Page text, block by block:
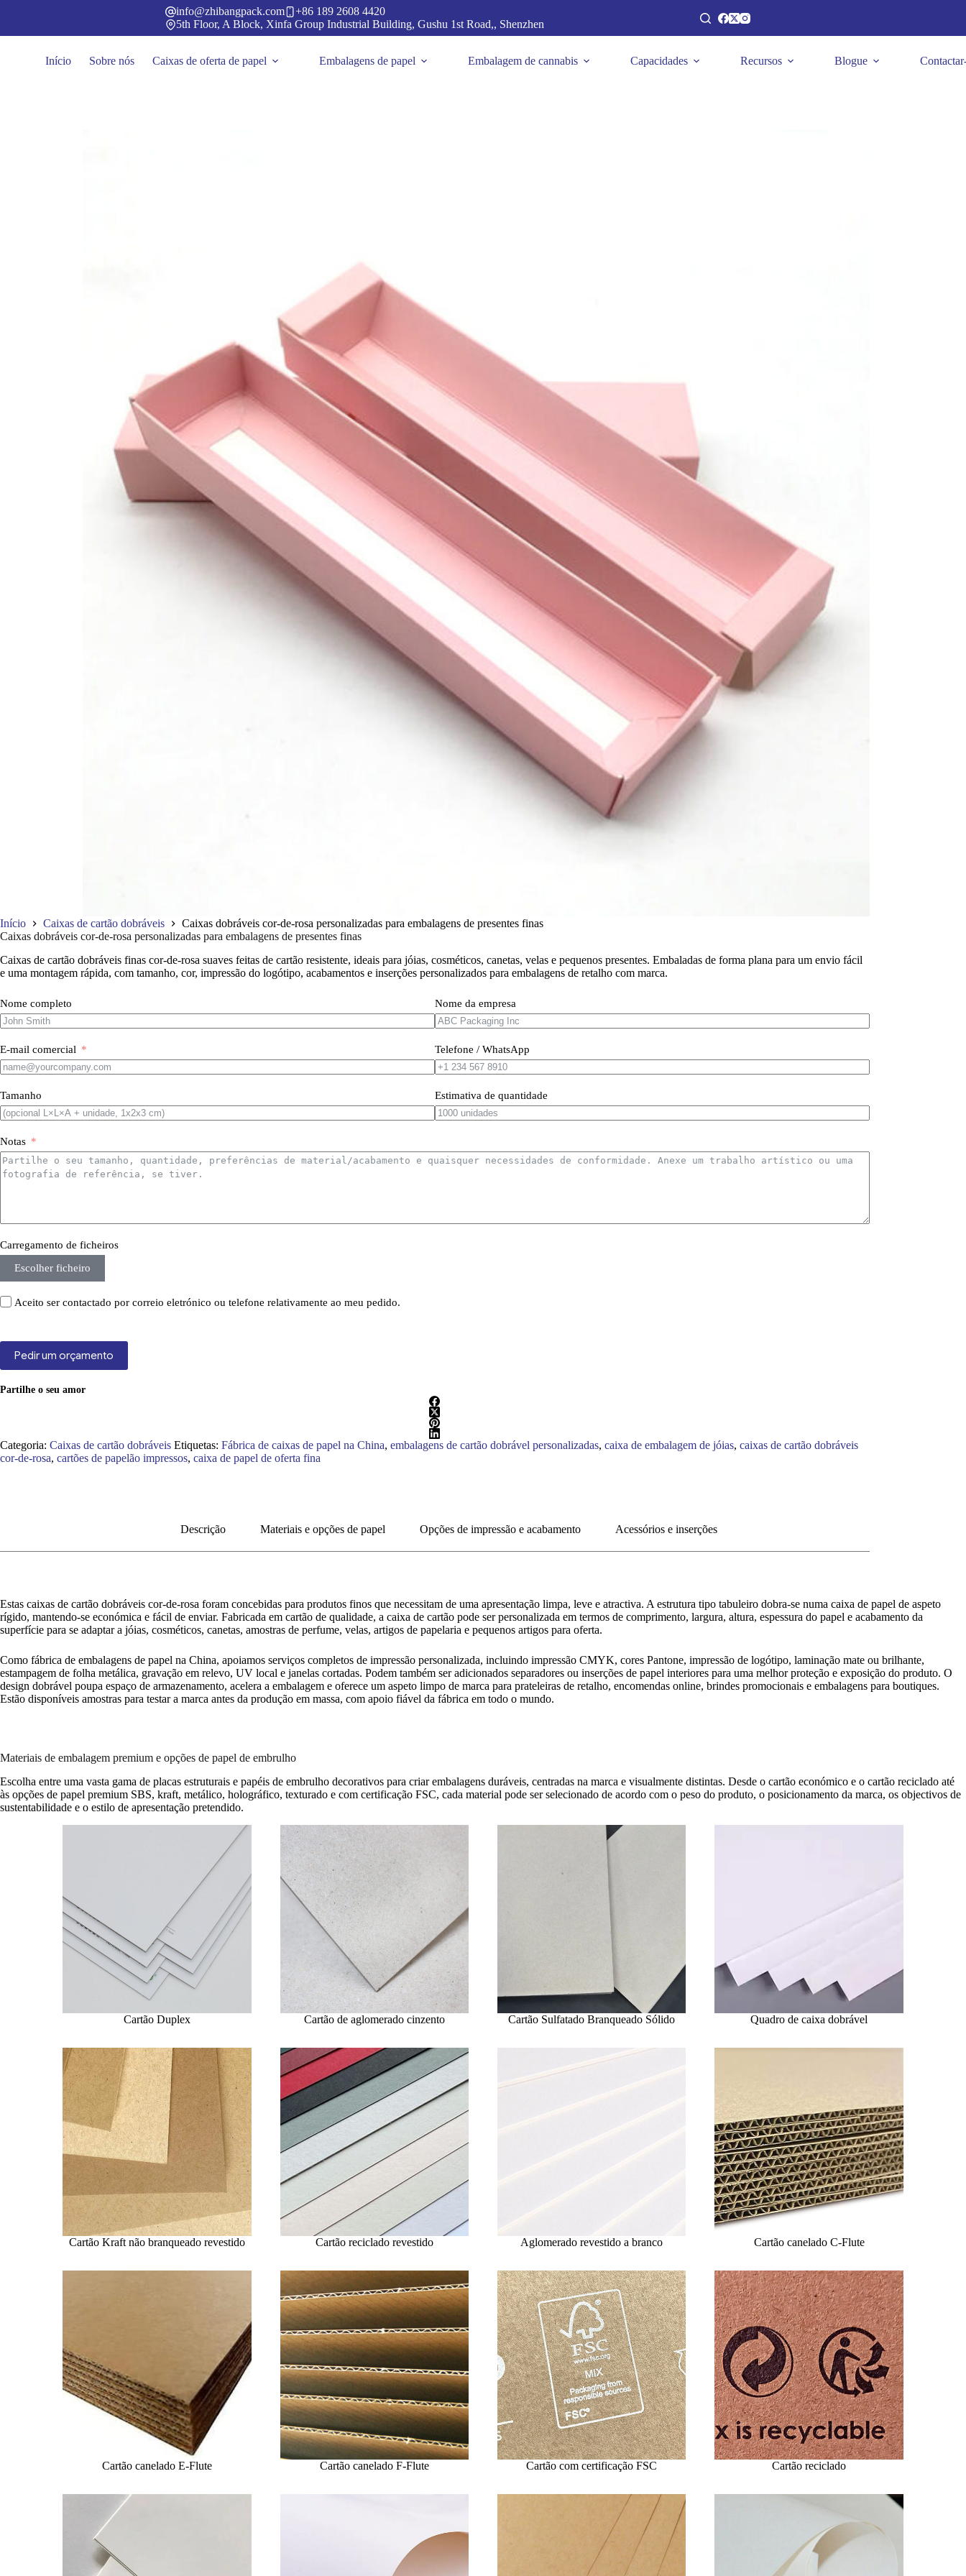
info@zhibangpack.com
+86 189 2608 4420
5th Floor, A Block, Xinfa Group Industrial Building, Gushu 1st Road,, Shenzhen
Início Sobre nós Caixas de oferta de papel Embalagens de papel Embalagem de cannabis Capacidades Recursos Blogue
Início Caixas de cartão dobráveis
Caixas dobráveis cor-de-rosa personalizadas para embalagens de presentes finas
Caixas dobráveis cor-de-rosa personalizadas para embalagens de presentes finas
Caixas de cartão dobráveis finas cor-de-rosa suaves feitas de cartão resistente, ideais para jóias, cosméticos, canetas, velas e pequenos presentes. Embaladas de forma plana para um envio fácil
e uma montagem rápida, com tamanho, cor, impressão do logótipo, acabamentos e inserções personalizados para embalagens de retalho com marca.
Nome completo Nome da empresa
E-mail comercial Telefone / WhatsApp
Tamanho Estimativa de quantidade
Notas
Carregamento de ficheiros
Escolher ficheiro
Aceito ser contactado por correio eletrónico ou telefone relativamente ao meu pedido.
Pedir um orçamento
Partilhe o seu amor
Categoria: Caixas de cartão dobráveis Etiquetas: Fábrica de caixas de papel na China, embalagens de cartão dobrável personalizadas, caixa de embalagem de jóias, caixas de cartão dobráveis
cor-de-rosa, cartões de papelão impressos, caixa de papel de oferta fina
Descrição Materiais e opções de papel Opções de impressão e acabamento Acessórios e inserções
Estas caixas de cartão dobráveis cor-de-rosa foram concebidas para produtos finos que necessitam de uma apresentação limpa, leve e atractiva. A estrutura tipo tabuleiro dobra-se numa caixa de papel de aspeto
rígido, mantendo-se económica e fácil de enviar. Fabricada em cartão de qualidade, a caixa de cartão pode ser personalizada em termos de comprimento, largura, altura, espessura do papel e acabamento da
superfície para se adaptar a jóias, cosméticos, canetas, amostras de perfume, velas, artigos de papelaria e pequenos artigos para oferta.
Como fábrica de embalagens de papel na China, apoiamos serviços completos de impressão personalizada, incluindo impressão CMYK, cores Pantone, impressão de logótipo, laminação mate ou brilhante,
estampagem de folha metálica, gravação em relevo, UV local e janelas cortadas. Podem também ser adicionados separadores ou inserções de papel interiores para uma melhor proteção e exposição do produto. O
design dobrável poupa espaço de armazenamento, acelera a embalagem e oferece um aspeto limpo de marca para prateleiras de retalho, encomendas online, brindes promocionais e embalagens para boutiques.
Estão disponíveis amostras para testar a marca antes da produção em massa, com apoio fiável da fábrica em todo o mundo.
Materiais de embalagem premium e opções de papel de embrulho
Escolha entre uma vasta gama de placas estruturais e papéis de embrulho decorativos para criar embalagens duráveis, centradas na marca e visualmente distintas. Desde o cartão económico e o cartão reciclado até
às opções de papel premium SBS, kraft, metálico, holográfico, texturado e com certificação FSC, cada material pode ser selecionado de acordo com o peso do produto, o posicionamento da marca, os objectivos de
sustentabilidade e o estilo de apresentação pretendido.
Cartão Duplex Cartão de aglomerado cinzento Cartão Sulfatado Branqueado Sólido Quadro de caixa dobrável
Cartão Kraft não branqueado revestido Cartão reciclado revestido Aglomerado revestido a branco Cartão canelado C-Flute
Cartão canelado E-Flute Cartão canelado F-Flute Cartão com certificação FSC Cartão reciclado